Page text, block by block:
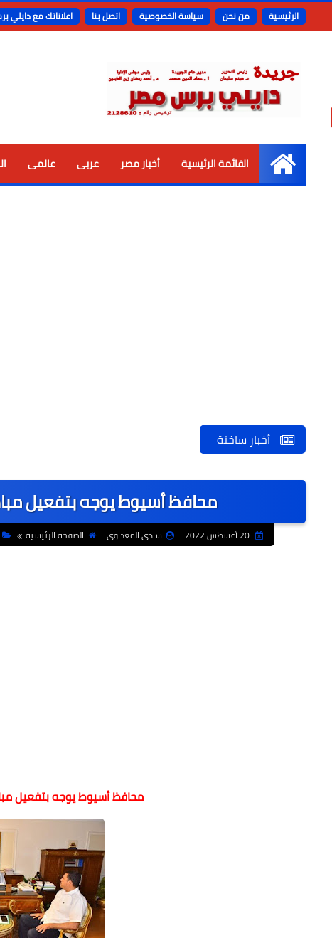
الرئيسية من نحن سياسة الخصوصية اتصل بنا اعلاناتك مع دايلي
الرئيسية
القائمة الرئيسية أخبار مصر عربى عالمى
أخبار ساخنة
محافظ أسيوط يوجه بتفعيل
20 أغسطس 2022 شادى المعداوى الصفحة الرئيسية
محافظ أسيوط يوجه بتفعيل